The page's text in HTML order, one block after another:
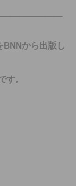
BNNから出版し
す。